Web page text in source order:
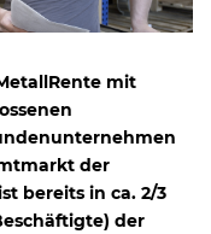
mit
der
bereits in ca. 2/3
der